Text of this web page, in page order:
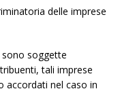
delle imprese
soggette
tali imprese
accordati nel caso in